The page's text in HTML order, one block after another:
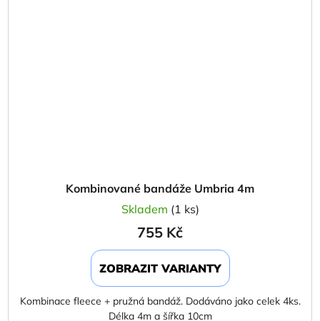
Kombinované bandáže Umbria 4m
Skladem (1 ks)
755 Kč
ZOBRAZIT VARIANTY
Kombinace fleece + pružná bandáž. Dodáváno jako celek 4ks.
Délka 4m a šířka 10cm